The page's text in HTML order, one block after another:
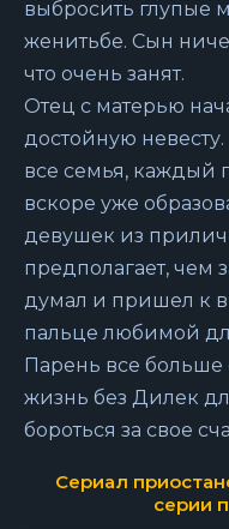
выбросить глупые
женитьбе. Сын
что очень занят.
Отец с матерью
достойную
все семья, каждый
вскоре уже
девушек из
предполагает, чем
думал и пришел к
пальце любимой
Парень все больше
жизнь без Дилек
бороться за свое
Сериал
серии